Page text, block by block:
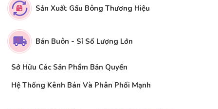
Sản Xuất Gấu Bông Thương Hiệu
Bán Buôn - Sỉ Số Lượng Lớn
Sở Hữu Các Sản Phẩm Bản Quyền
Hệ Thống Kênh Bán Và Phân Phối Mạnh